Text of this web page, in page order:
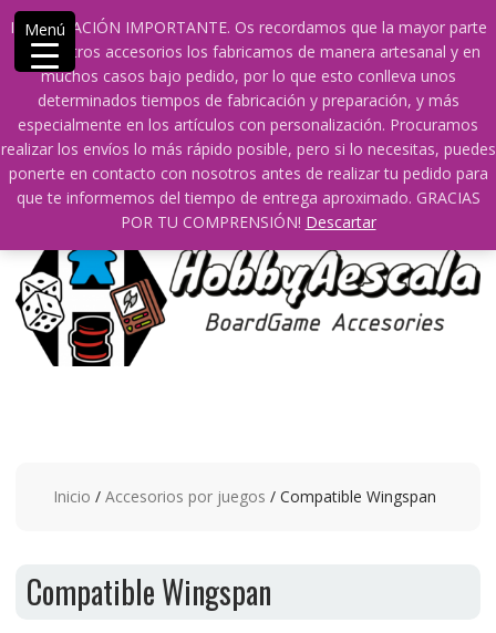
INFORMACIÓN IMPORTANTE. Os recordamos que la mayor parte
de nuestros accesorios los fabricamos de manera artesanal y en
muchos casos bajo pedido, por lo que esto conlleva unos
determinados tiempos de fabricación y preparación, y más
especialmente en los artículos con personalización. Procuramos
realizar los envíos lo más rápido posible, pero si lo necesitas, puedes
ponerte en contacto con nosotros antes de realizar tu pedido para
que te informemos del tiempo de entrega aproximado. GRACIAS
POR TU COMPRENSIÓN! Descartar
Saltar
contenido
609241475 SOLO DE 10:00 a 14:00
info@hobbyaescala.com
San Fernando de Henares
10:00 - 14:00
Mi cuenta
0 0
Inicio / Accesorios por juegos / Compatible Wingspan
Compatible Wingspan
Menú